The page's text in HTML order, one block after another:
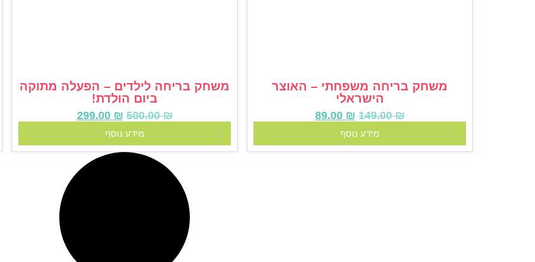
משחק בריחה משפחתי – האוצר
הישראלי
149.00₪
89.00 ₪
מידע נוסף
משחק בריחה לילדים – הפעלה מתוקה
ביום הולדת!
500.00₪
299.00 ₪
מידע נוסף